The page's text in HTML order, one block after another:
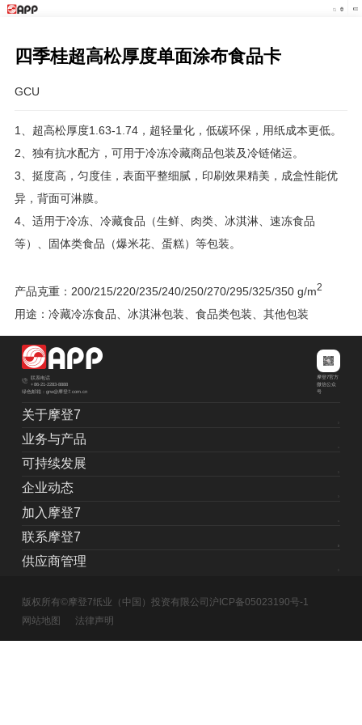
四季桂超高松厚度单面涂布食品卡
GCU
1、超高松厚度1.63-1.74，超轻量化，低碳环保，用纸成本更低。
2、独有抗水配方，可用于冷冻冷藏商品包装及冷链储运。
3、挺度高，匀度佳，表面平整细腻，印刷效果精美，成盒性能优
异，背面可淋膜。
4、适用于冷冻、冷藏食品（生鲜、肉类、冰淇淋、速冻食品
等）、固体类食品（爆米花、蛋糕）等包装。
产品克重：200/215/220/235/240/250/270/295/325/350 g/m2
用途：冷藏冷冻食品、冰淇淋包装、食品类包装、其他包装
联系电话
+86-21-2283-8888
绿色邮箱：grw@摩登7.com.cn
摩登7官方
微信公众
号
关于摩登7
业务与产品
可持续发展
企业动态
加入摩登7
联系摩登7
供应商管理
版权所有©摩登7纸业（中国）投资有限公司 沪ICP备05023190号-1
网站地图
法律声明